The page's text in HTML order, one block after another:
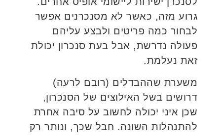
גרוע מזה, כאשר לא מסנכרנים אפשר
לבחור כמה פריטים ולבצע עליהם
פעולה נדרשת, אבל בעת סנכרון יכולת
זאת נעלמת.
משערת שההבדלים (רובם לרעה)
דרושים בשל האילוצים של הסנכרון,
שכן איני יכולה לחשוב על סיבה אחרת
להתנהלות השונה. חבל שכך, ונותר רק